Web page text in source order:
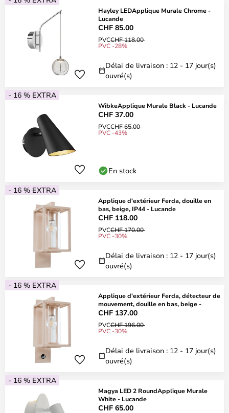
Hayley LEDApplique Murale Chrome -
Lucande
CHF 85.00
PVCCHF 118.00
PVC -28%
Délai de livraison : 12 - 17 jour(s)
ouvré(s)
- 16 % EXTRA
WibkeApplique Murale Black - Lucande
CHF 37.00
PVCCHF 65.00
PVC -43%
En stock
- 16 % EXTRA
Applique d'extérieur Ferda, douille en
bas, beige, IP44 - Lucande
CHF 118.00
PVCCHF 170.00
PVC -30%
Délai de livraison : 12 - 17 jour(s)
ouvré(s)
- 16 % EXTRA
Applique d'extérieur Ferda, détecteur de
mouvement, douille en bas, beige -
CHF 137.00
PVCCHF 196.00
PVC -30%
Délai de livraison : 12 - 17 jour(s)
ouvré(s)
- 16 % EXTRA
Magya LED 2 RoundApplique Murale
White - Lucande
CHF 65.00